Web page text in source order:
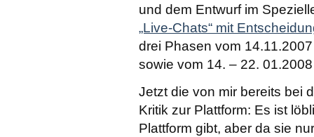
und dem Entwurf im
„Live-Chats“ mit
drei Phasen vom
sowie vom 14. – 22.
Jetzt die von mir bereits bei
Kritik zur Plattform: Es ist
Plattform gibt, aber da sie